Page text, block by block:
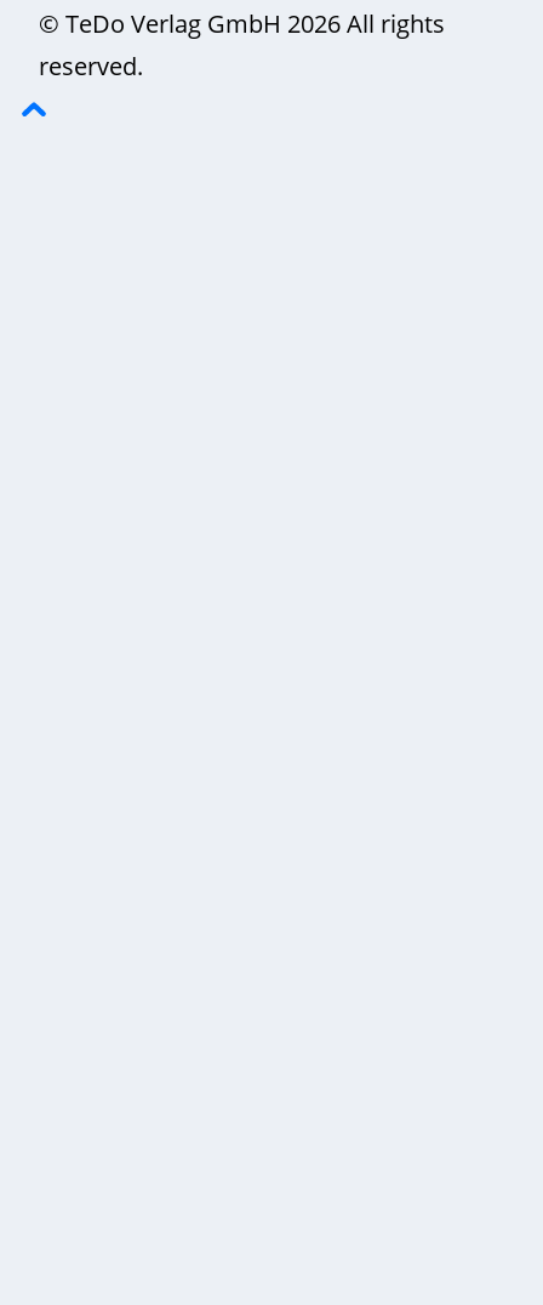
© TeDo Verlag GmbH 2026 All rights
reserved.